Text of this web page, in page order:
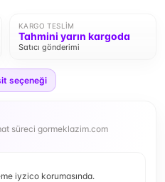
KARGO TESLIM
Tahmini yarın kargoda
Satıcı gönderimi
seçeneği
süreci gormeklazim.com
iyzico korumasında.